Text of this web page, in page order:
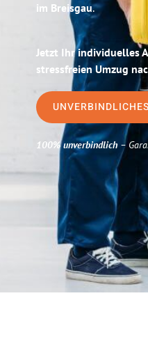
im Breisgau.
Jetzt Ihr individuelles
stressfreien Umzug
100% unverbindlich–